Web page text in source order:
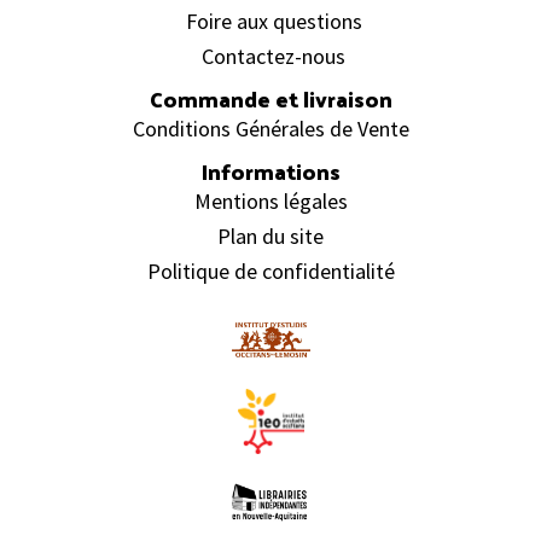
Foire aux questions
Contactez-nous
Commande et livraison
Conditions Générales de Vente
Informations
Mentions légales
Plan du site
Politique de confidentialité